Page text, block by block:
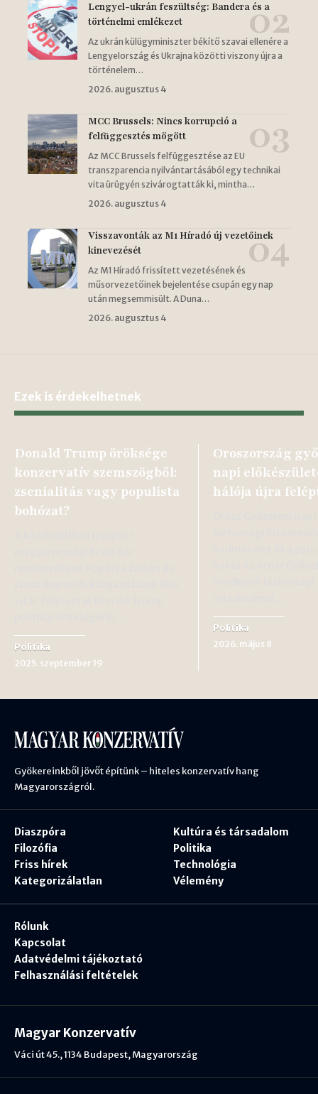
Lengyel-ukrán feszültség: Bandera és a
történelmi emlékezet
Az ukrán külügyminiszter békítő szavai ellenére a
Lengyelország és Ukrajna közötti viszony újra a
történelem…
2026. augusztus 4
MCC Brussels: Nincs korrupció a
felfüggesztés mögött
Az MCC Brussels felfüggesztése az EU
transzparencia nyilvántartásából egy technikai
vita ürügyén szivárogtatták ki, mintha…
2026. augusztus 4
Visszavonták az M1 Híradó új vezetőinek
kinevezését
Az M1 Híradó frissített vezetésének és
műsorvezetőinek bejelentése csupán egy nap
után megsemmisült. A Duna…
2026. augusztus 4
Ezek is érdekelhetnek
Donald Trump öröksége
konzervatív szemszögből:
zsenialitás vagy populista
bohózat?
Politika
2025. szeptember 19
Oroszország
napi
hálója újra
Politika
2026. május 8
Gyökereinkből jövőt építünk – hiteles konzervatív hang
Magyarországról.
Diaszpóra
Filozófia
Friss hírek
Kategorizálatlan
Kultúra és társadalom
Politika
Technológia
Vélemény
Rólunk
Kapcsolat
Adatvédelmi tájékoztató
Felhasználási feltételek
Magyar Konzervatív
Váci út 45., 1134 Budapest, Magyarország